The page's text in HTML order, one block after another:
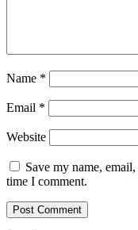
Name *
Email *
Website
Save my name,
time I comment.